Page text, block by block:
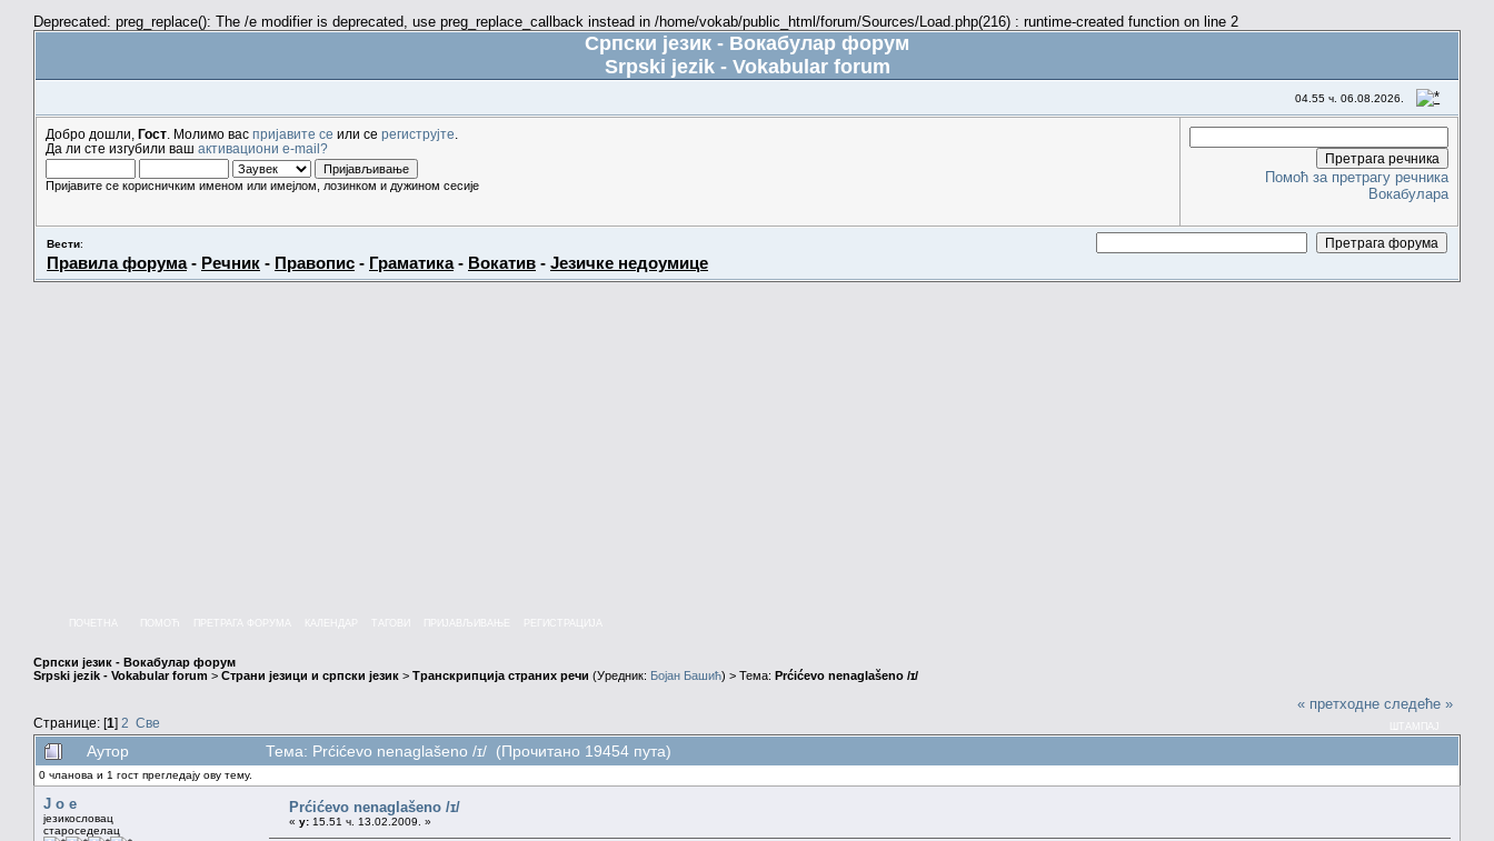
Deprecated: preg_replace(): The /e modifier is deprecated, use preg_replace_callback instead in /home/vokab/public_html/forum/Sources/Load.php(216) : runtime-created function on line 2
Српски језик - Вокабулар форум
Srpski jezik - Vokabular forum
04.55 ч. 06.08.2026.
Добро дошли, Гост . Молимо вас пријавите се или се региструјте
Да ли сте изгубили ваш активациони e-mail?
Пријавите се корисничким именом или имејлом, лозинком и дужином сесије
Помоћ за претрагу речника
Вокабулара
Вести:
Правила форума- Речник - Правопис - Граматика- Вокатив - Језичке недоумице
КАЛЕНДАР
Српски језик - Вокабулар форум
Srpski jezik - Vokabular forum > Страни језици и српски језик > Транскрипција страних речи (Уредник: Бојан Башић) > Тема: Prćićevo nenaglašeno /ɪ/
Странице: [1] 2 Све
« претходне следеће »
Аутор Тема: Prćićevo nenaglašeno /ɪ/ (Прочитано 19454 пута)
0 чланова и 1 гост прегледају ову тему.
J o e
језикословац
староседелац
Prćićevo nenaglašeno /ɪ/
« у: 15.51 ч. 13.02.2009. »